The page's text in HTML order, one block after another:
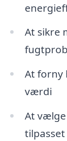
At sikre
At forny
værdi
At